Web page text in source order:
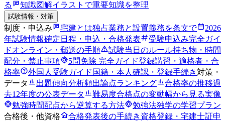
る
知識図解イラストで重要知識を整理
試験情報・対策
制度・申込み 宅建とは独占業務と設置義務を条文で
2026
年試験情報確定日程・申込・合格発表
受験申込み完全ガイ
ドオンライン・郵送の手順 試験当日のルール持ち物・時間
配分・禁止事項
5問免除 完全ガイド登録講習・適格者・合
格率
外国人受験ガイド 国籍・本人確認・登録手続き対策・
データ
出題傾向分析頻出論点ランキング 合格率の推移過
去12年度の公表データ
難易度合格点の変動幅から見る実像
勉強時間配点から逆算する方法 勉強法独学の学習プラン
合格後・他資格
合格発表後の手続き 資格登録・宅建士証申